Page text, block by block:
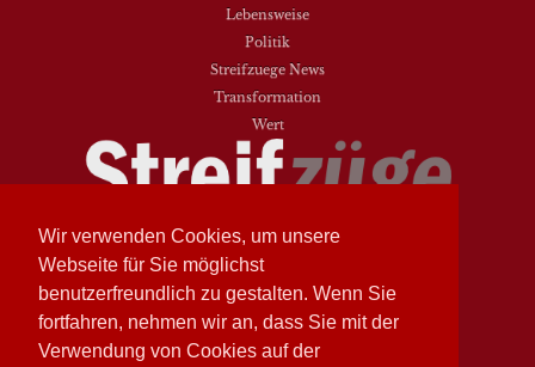
Wir verwenden Cookies, um unsere
Webseite für Sie möglichst
benutzerfreundlich zu gestalten. Wenn Sie
fortfahren, nehmen wir an, dass Sie mit der
Verwendung von Cookies auf der
Lebensweise
Politik
Streifzuege News
Transformation
Wert
StreifzügeNr. 93 - Frühling 2026
StreifzügeNr. 94 - Herbst 2026
NEUESTE BEITRÄGE
Vielfalt heißt zwischen den Welten übersetzen